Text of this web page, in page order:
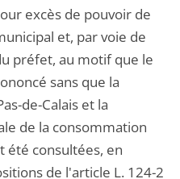
excès de pouvoir de
et, par voie de
préfet, au motif que le
sans que la
de-Calais et la
de la consommation
été consultées, en
de l'article L. 124-2